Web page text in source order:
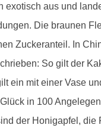
aus und
Die braunen
Zuckeranteil. In
So gilt der
ein mit einer Vase
in 100
der Honigapfel, die